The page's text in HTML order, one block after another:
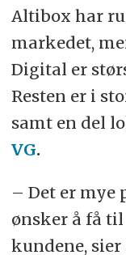
Altibox har
markedet,
Digital er
Resten er i
samt en del
VG.
– Det er mye
ønsker å få
kundene,